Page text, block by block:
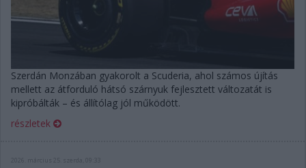
Szerdán Monzában gyakorolt a Scuderia, ahol számos újítás
mellett az átforduló hátsó szárnyuk fejlesztett változatát is
kipróbálták – és állítólag jól működött.
részletek
2026. március 25. szerda, 09:33